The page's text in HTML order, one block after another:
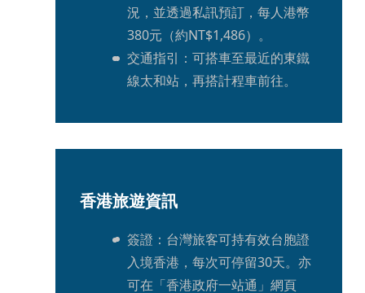
況，並透過私訊預訂，每人港幣
380元（約NT$1,486）。
交通指引：可搭車至最近的東鐵
線太和站，再搭計程車前往。
香港旅遊資訊
簽證：台灣旅客可持有效台胞證
入境香港，每次可停留30天。亦
可在「香港政府一站通」網頁